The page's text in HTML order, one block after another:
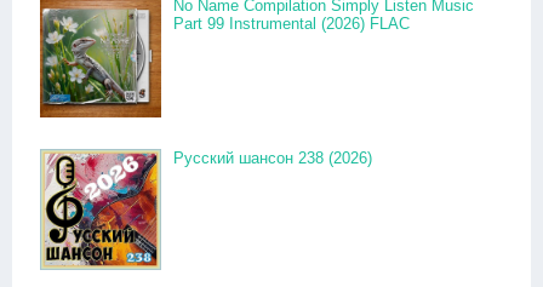
No Name Compilation Simply Listen Music
Part 99 Instrumental (2026) FLAC
Русский шансон 238 (2026)